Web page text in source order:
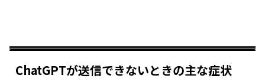
ChatGPTが送信できないときの主な症状